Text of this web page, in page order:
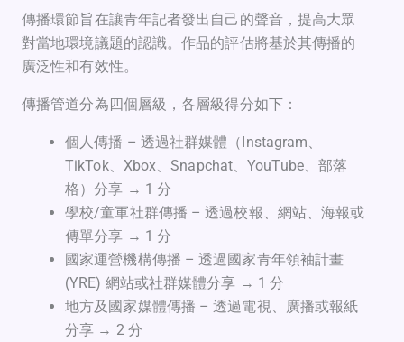
傳播環節旨在讓青年記者發出自己的聲音，提高大眾
對當地環境議題的認識。作品的評估將基於其傳播的
廣泛性和有效性。
傳播管道分為四個層級，各層級得分如下：
個人傳播 – 透過社群媒體（Instagram、
TikTok、Xbox、Snapchat、YouTube、部落
格）分享 → 1 分
學校/童軍社群傳播 – 透過校報、網站、海報或
傳單分享 → 1 分
國家運營機構傳播 – 透過國家青年領袖計畫
(YRE) 網站或社群媒體分享 → 1 分
地方及國家媒體傳播 – 透過電視、廣播或報紙
分享 → 2 分